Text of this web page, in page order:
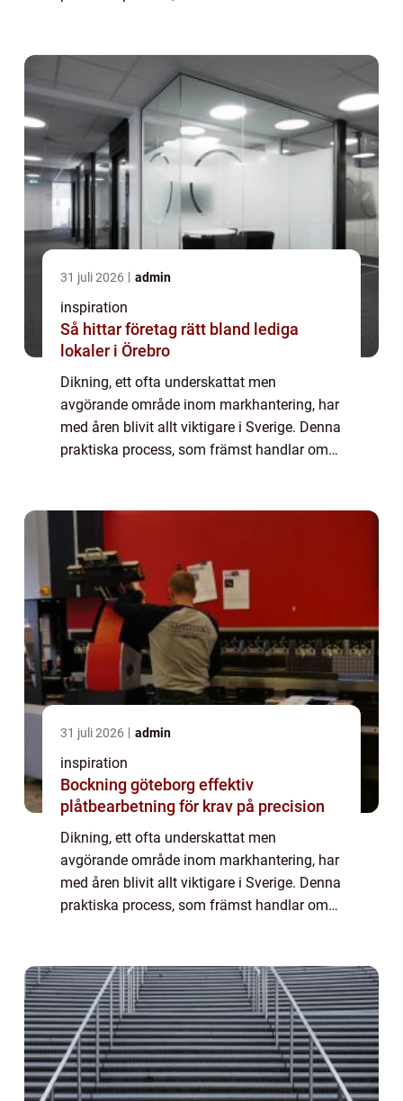
31 juli 2026 admin
inspiration
Så hittar företag rätt bland lediga
lokaler i Örebro
Dikning, ett ofta underskattat men
avgörande område inom markhantering, har
med åren blivit allt viktigare i Sverige. Denna
praktiska process, som främst handlar om
31 juli 2026 admin
inspiration
Bockning göteborg effektiv
plåtbearbetning för krav på precision
Dikning, ett ofta underskattat men
avgörande område inom markhantering, har
med åren blivit allt viktigare i Sverige. Denna
praktiska process, som främst handlar om